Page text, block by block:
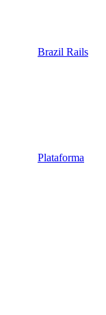
Brazil Rails
Plataforma